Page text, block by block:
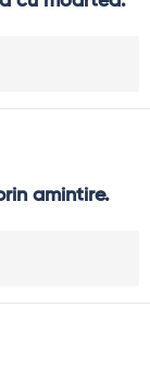
eroarea.
vizuală
amintire.